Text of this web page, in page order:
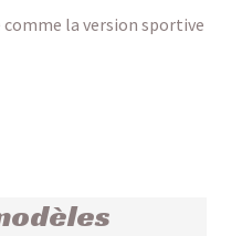
la version sportive